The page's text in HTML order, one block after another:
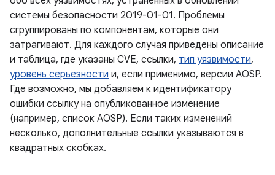
системы безопасности 2019-01-01. Проблемы
сгруппированы по компонентам, которые они
затрагивают. Для каждого случая приведены описание
и таблица, где указаны CVE, ссылки, тип уязвимости,
уровень серьезности и, если применимо, версии AOSP.
Где возможно, мы добавляем к идентификатору
ошибки ссылку на опубликованное изменение
(например, список AOSP). Если таких изменений
несколько, дополнительные ссылки указываются в
квадратных скобках.